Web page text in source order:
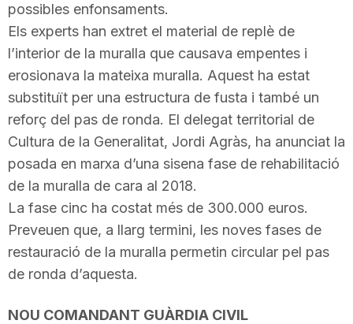
g
o
a
possibles enfonsaments.
Els experts han extret el material de replè de
l’interior de la muralla que causava empentes i
erosionava la mateixa muralla. Aquest ha estat
substituït per una estructura de fusta i també un
reforç del pas de ronda. El delegat territorial de
Cultura de la Generalitat, Jordi Agràs, ha anunciat la
posada en marxa d’una sisena fase de rehabilitació
de la muralla de cara al 2018.
La fase cinc ha costat més de 300.000 euros.
Preveuen que, a llarg termini, les noves fases de
restauració de la muralla permetin circular pel pas
de ronda d’aquesta.
NOU COMANDANT GUÀRDIA CIVIL